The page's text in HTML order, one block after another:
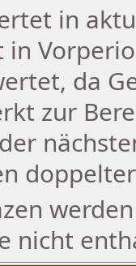
in
in
da
zur
nicht